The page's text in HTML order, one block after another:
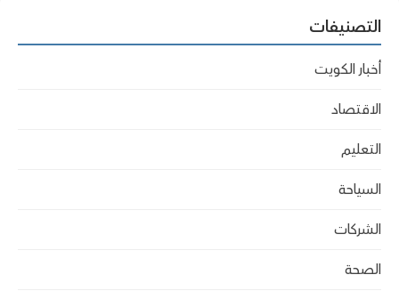
التصنيفات
أخبار الكويت
الاقتصاد
التعليم
السياحة
الشركات
الصحة